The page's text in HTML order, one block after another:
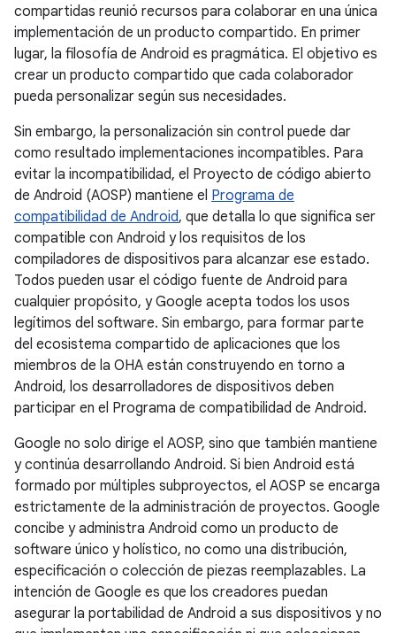
compartidas reunió recursos para colaborar en una única
implementación de un producto compartido. En primer
lugar, la filosofía de Android es pragmática. El objetivo es
crear un producto compartido que cada colaborador
pueda personalizar según sus necesidades.
Sin embargo, la personalización sin control puede dar
como resultado implementaciones incompatibles. Para
evitar la incompatibilidad, el Proyecto de código abierto
de Android (AOSP) mantiene el Programa de
compatibilidad de Android, que detalla lo que significa ser
compatible con Android y los requisitos de los
compiladores de dispositivos para alcanzar ese estado.
Todos pueden usar el código fuente de Android para
cualquier propósito, y Google acepta todos los usos
legítimos del software. Sin embargo, para formar parte
del ecosistema compartido de aplicaciones que los
miembros de la OHA están construyendo en torno a
Android, los desarrolladores de dispositivos deben
participar en el Programa de compatibilidad de Android.
Google no solo dirige el AOSP, sino que también mantiene
y continúa desarrollando Android. Si bien Android está
formado por múltiples subproyectos, el AOSP se encarga
estrictamente de la administración de proyectos. Google
concibe y administra Android como un producto de
software único y holístico, no como una distribución,
especificación o colección de piezas reemplazables. La
intención de Google es que los creadores puedan
asegurar la portabilidad de Android a sus dispositivos y no